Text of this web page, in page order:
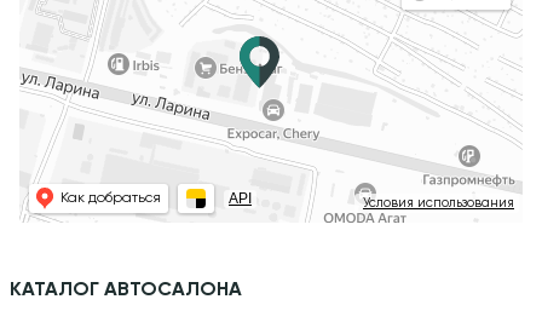
Условия использования
Как добраться API
КАТАЛОГ АВТОСАЛОНА